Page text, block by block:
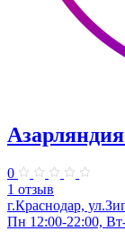
0
1 отзыв
г.Краснодар,
Пн 12:00-22:00,